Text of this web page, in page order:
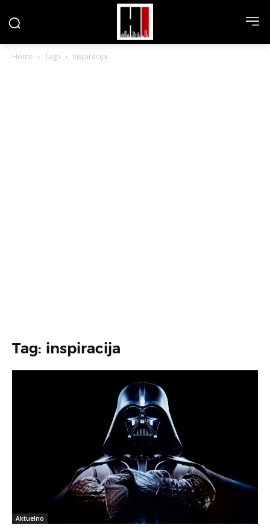
Home Tags Inspiracija
Tag: inspiracija
Aktuelno